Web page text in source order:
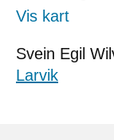
Vis kart
Svein Egil
Larvik